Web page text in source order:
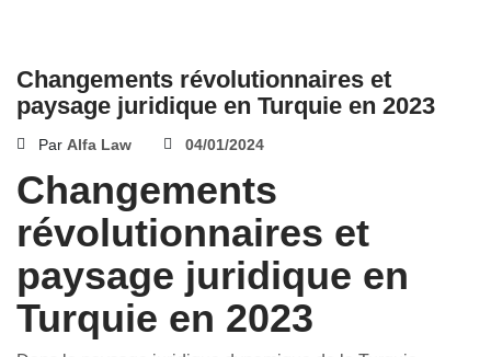
Changements révolutionnaires et
paysage juridique en Turquie en 2023
Par Alfa Law 04/01/2024
Changements
révolutionnaires et
paysage juridique en
Turquie en 2023